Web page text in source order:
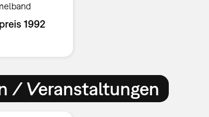
1992
/ Veranstaltungen